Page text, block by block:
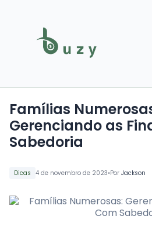
Dicas 4 de novembro de 2023•Por Jackson
Famílias
Gerenciando as
Sabedoria